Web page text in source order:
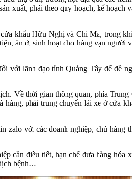
xuất, phải theo quy hoạch, kế hoạch
khẩu Hữu Nghị và Chi Ma, trong
ăn ở, sinh hoạt cho hàng vạn người
với lãnh đạo tỉnh Quảng Tây để đề
Về thời gian thông quan, phía
phải trung chuyển lái xe ở cửa
với các doanh nghiệp, chủ hàng
cần điều tiết, hạn chế đưa hàng hóa
bệnh…